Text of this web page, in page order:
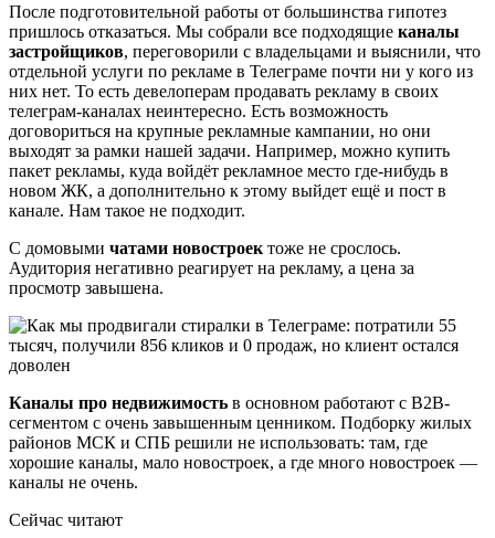
После подготовительной работы от большинства гипотез
пришлось отказаться. Мы собрали все подходящие каналы
застройщиков, переговорили с владельцами и выяснили, что
отдельной услуги по рекламе в Телеграме почти ни у кого из
них нет. То есть девелоперам продавать рекламу в своих
телеграм-каналах неинтересно. Есть возможность
договориться на крупные рекламные кампании, но они
выходят за рамки нашей задачи. Например, можно купить
пакет рекламы, куда войдёт рекламное место где-нибудь в
новом ЖК, а дополнительно к этому выйдет ещё и пост в
канале. Нам такое не подходит.
С домовыми чатами новостроектоже не срослось.
Аудитория негативно реагирует на рекламу, а цена за
просмотр завышена.
Каналы про недвижимость в основном работают с B2B-
сегментом с очень завышенным ценником. Подборку жилых
районов МСК и СПБ решили не использовать: там, где
хорошие каналы, мало новостроек, а где много новостроек —
каналы не очень.
Сейчас читают